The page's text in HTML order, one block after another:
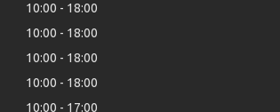
10:00
18:00
10:00
18:00
10:00
18:00
10:00
18:00
10:00
17:00